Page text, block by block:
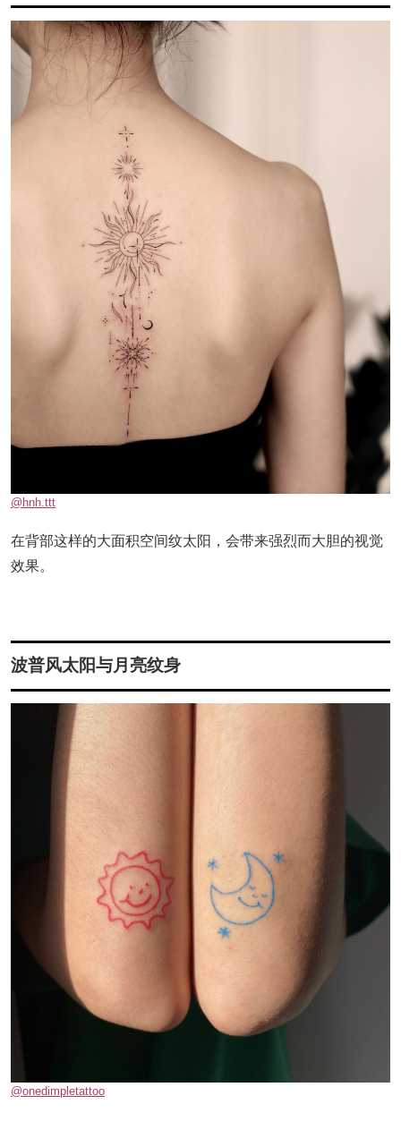
@hnh.ttt
在背部这样的大面积空间纹太阳，会带来强烈而大胆的视觉
效果。
波普风太阳与月亮纹身
@onedimpletattoo